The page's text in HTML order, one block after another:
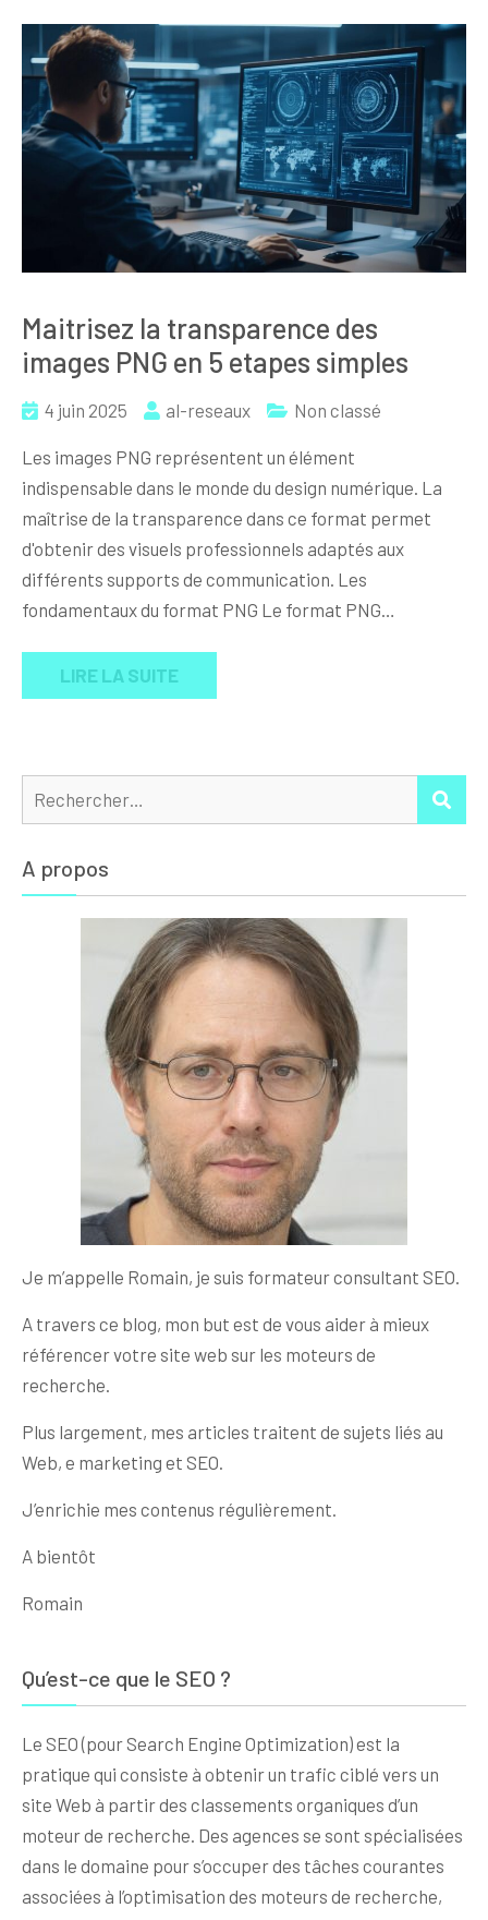
Maitrisez la transparence des
images PNG en 5 etapes simples
4 juin 2025 al-reseaux Non classé
Les images PNG représentent un élément
indispensable dans le monde du design numérique. La
maîtrise de la transparence dans ce format permet
d'obtenir des visuels professionnels adaptés aux
différents supports de communication. Les
fondamentaux du format PNG Le format PNG…
LIRE LA SUITE
Rechercher :
A propos
Je m’appelle Romain, je suis formateur consultant SEO.
A travers ce blog, mon but est de vous aider à mieux
référencer votre site web sur les moteurs de
recherche.
Plus largement, mes articles traitent de sujets liés au
Web, e marketing et SEO.
J’enrichie mes contenus régulièrement.
A bientôt
Romain
Qu’est-ce que le SEO ?
Le SEO (pour Search Engine Optimization) est la
pratique qui consiste à obtenir un trafic ciblé vers un
site Web à partir des classements organiques d’un
moteur de recherche. Des agences se sont spécialisées
dans le domaine pour s’occuper des tâches courantes
associées à l’optimisation des moteurs de recherche,